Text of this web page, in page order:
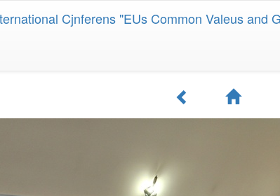
Cjnferens "EUs Common Valeus and